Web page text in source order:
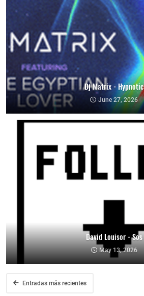
Dj Matrix - Hypnotic
June 27, 2026
David Louisor - Sos
May 13, 2026
Entradas más recientes